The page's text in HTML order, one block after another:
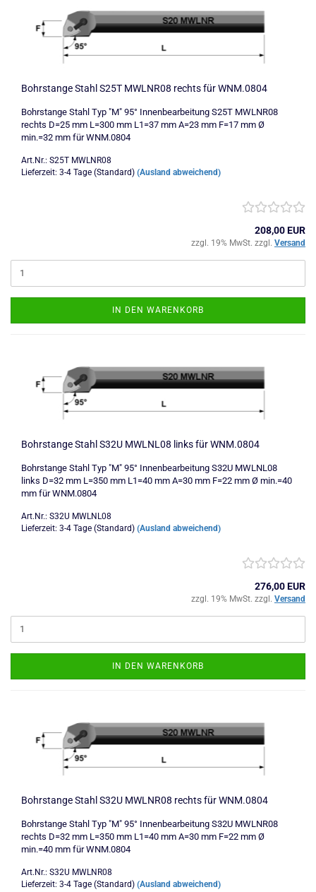
Bohrstange Stahl S25T MWLNR08 rechts für WNM.0804
Bohrstange Stahl Typ "M" 95° Innenbearbeitung S25T MWLNR08
rechts D=25 mm L=300 mm L1=37 mm A=23 mm F=17 mm Ø
min.=32 mm für WNM.0804
Art.Nr.: S25T MWLNR08
Lieferzeit: 3-4 Tage (Standard) (Ausland abweichend)
208,00 EUR
zzgl. 19% MwSt. zzgl. Versand
IN DEN WARENKORB
Bohrstange Stahl S32U MWLNL08 links für WNM.0804
Bohrstange Stahl Typ "M" 95° Innenbearbeitung S32U MWLNL08
links D=32 mm L=350 mm L1=40 mm A=30 mm F=22 mm Ø min.=40
mm für WNM.0804
Art.Nr.: S32U MWLNL08
Lieferzeit: 3-4 Tage (Standard) (Ausland abweichend)
276,00 EUR
zzgl. 19% MwSt. zzgl. Versand
IN DEN WARENKORB
Bohrstange Stahl S32U MWLNR08 rechts für WNM.0804
Bohrstange Stahl Typ "M" 95° Innenbearbeitung S32U MWLNR08
rechts D=32 mm L=350 mm L1=40 mm A=30 mm F=22 mm Ø
min.=40 mm für WNM.0804
Art.Nr.: S32U MWLNR08
Lieferzeit: 3-4 Tage (Standard) (Ausland abweichend)